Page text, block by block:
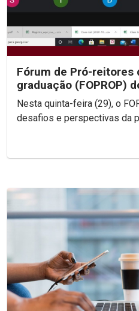
Fórum de Pró-reitores
graduação (FOPROP)
encontro anual...
Nesta quinta-feira (29), o
desafios e perspectivas da